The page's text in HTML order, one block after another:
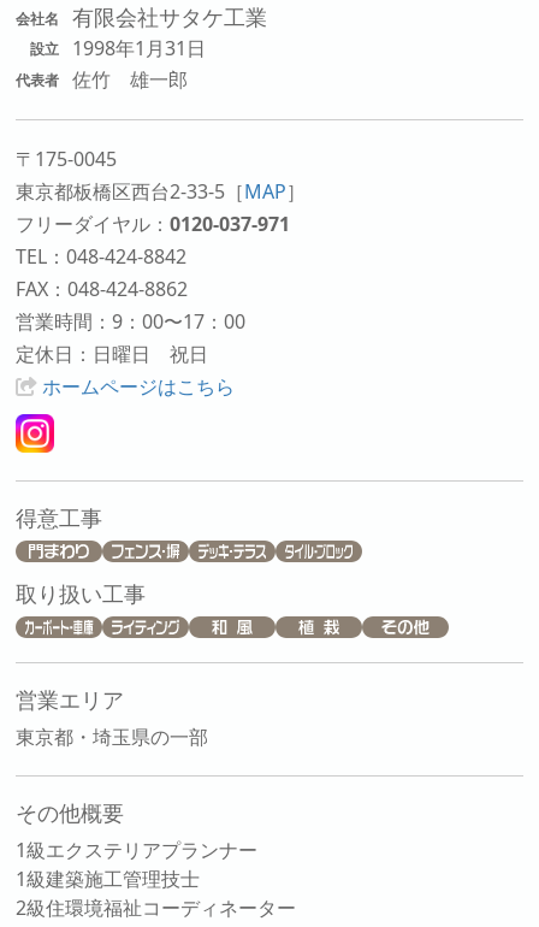
会社名 有限会社サタケ工業
設立 1998年1月31日
代表者 佐竹 雄一郎
〒175-0045
東京都板橋区西台2-33-5 ［MAP］
フリーダイヤル：0120-037-971
TEL：048-424-8842
FAX：048-424-8862
営業時間：9：00〜17：00
定休日：日曜日 祝日
ホームページはこちら
得意工事
取り扱い工事
営業エリア
東京都・埼玉県の一部
その他概要
1級エクステリアプランナー
1級建築施工管理技士
2級住環境福祉コーディネーター